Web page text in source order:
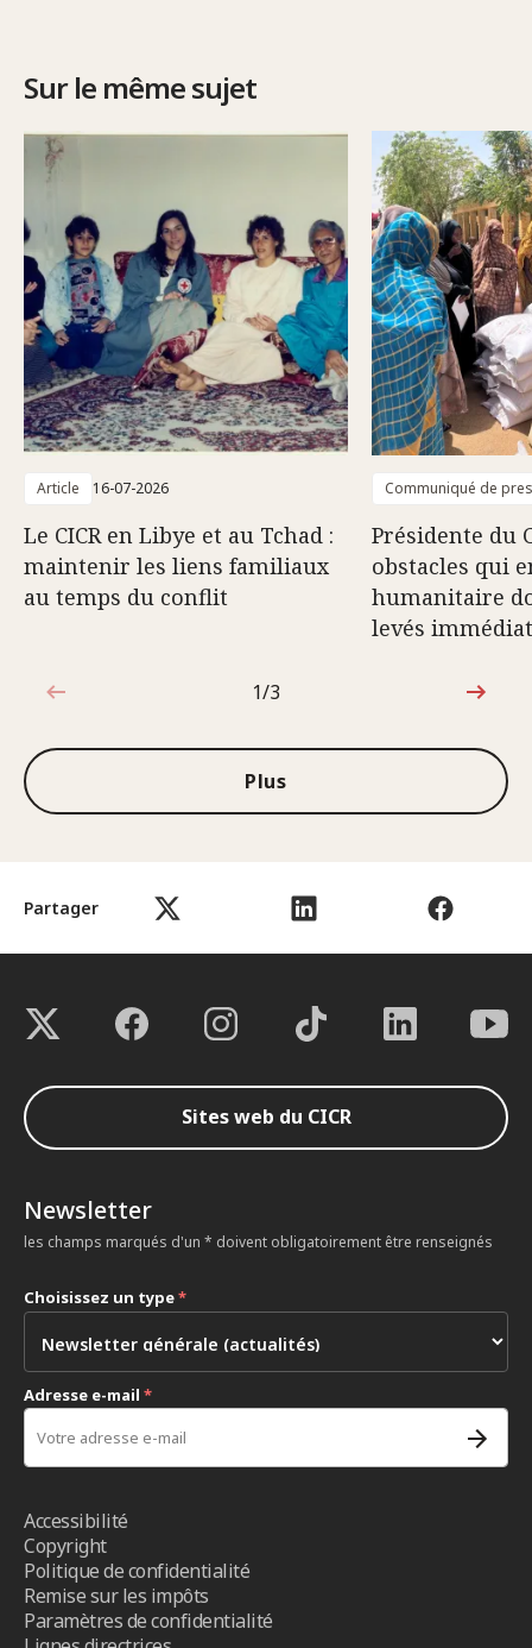
Partager
Sur le même sujet
Article 16-07-2026
Le CICR en Libye et au Tchad :
maintenir les liens familiaux
au temps du conflit
Communiqué de
Présidente du
obstacles qui
humanitaire
levés
1sur3
1/3
Plus
Sites web du CICR
Newsletter
les champs marqués d'un * doivent obligatoirement être renseignés
Choisissez un type*
Adresse e-mail *
Accessibilité
Copyright
Politique de confidentialité
Remise sur les impôts
Paramètres de confidentialité